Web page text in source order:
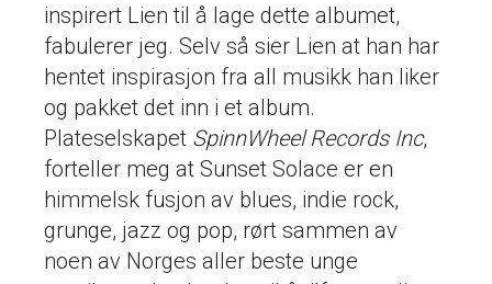
inspirert Lien til å lage dette albumet,
fabulerer jeg. Selv så sier Lien at han har
hentet inspirasjon fra all musikk han liker
og pakket det inn i et album.
Plateselskapet SpinnWheel Records Inc,
forteller meg at Sunset Solace er en
himmelsk fusjon av blues, indie rock,
grunge, jazz og pop, rørt sammen av
noen av Norges aller beste unge